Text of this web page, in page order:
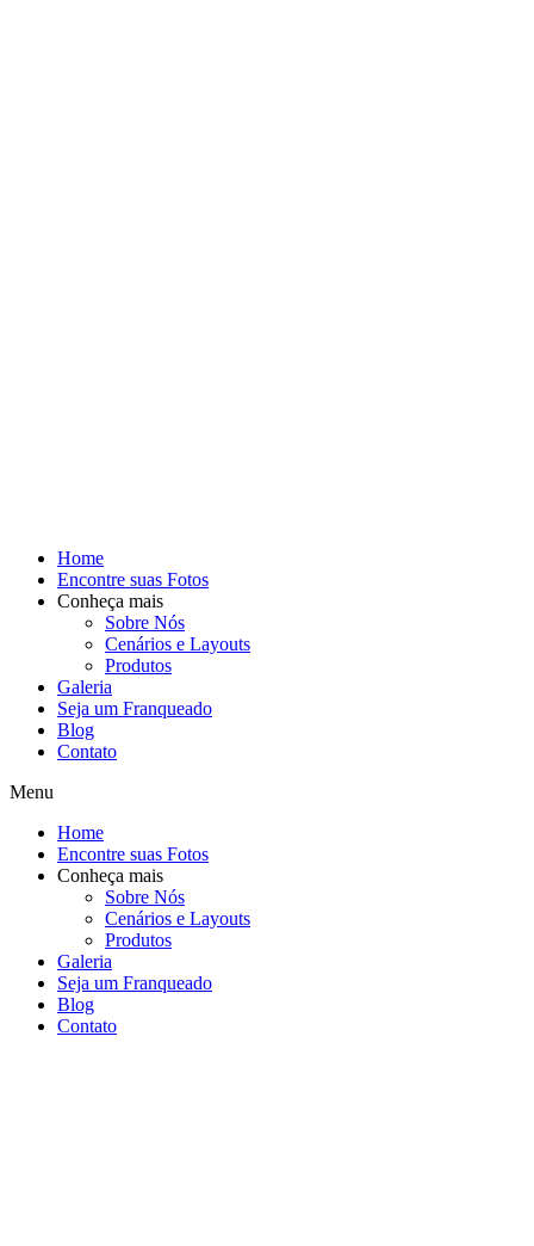
Home
Encontre suas Fotos
Conheça mais
Sobre Nós
Cenários e Layouts
Produtos
Galeria
Seja um Franqueado
Blog
Contato
Menu
Home
Encontre suas Fotos
Conheça mais
Sobre Nós
Cenários e Layouts
Produtos
Galeria
Seja um Franqueado
Blog
Contato